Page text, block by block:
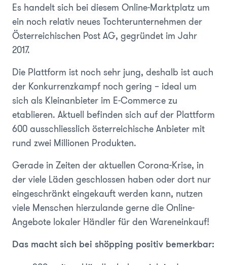
Es handelt sich bei diesem Online-Marktplatz um
ein noch relativ neues Tochterunternehmen der
Österreichischen Post AG, gegründet im Jahr
2017.
Die Plattform ist noch sehr jung, deshalb ist auch
der Konkurrenzkampf noch gering – ideal um
sich als Kleinanbieter im E-Commerce zu
etablieren. Aktuell befinden sich auf der Plattform
600 ausschliesslich österreichische Anbieter mit
rund zwei Millionen Produkten.
Gerade in Zeiten der aktuellen Corona-Krise, in
der viele Läden geschlossen haben oder dort nur
eingeschränkt eingekauft werden kann, nutzen
viele Menschen hierzulande gerne die Online-
Angebote lokaler Händler für den Wareneinkauf!
Das macht sich bei shöpping positiv bemerkbar: